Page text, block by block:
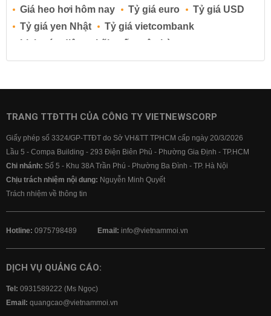
Giá heo hơi hôm nay
Tỷ giá euro
Tỷ giá USD
Tỷ giá yen Nhật
Tỷ giá vietcombank
Lịch cúp điện
Lãi suất ngân hàng
Lãi suất tiết kiệm
Lãi suất tiền gửi
Lãi suất ngân hàng BIDV
Lãi suất ngân hàng Vietcombank
TRANG TTĐTTH CỦA CÔNG TY VIETNEWSCORP
Giấy phép số 3324/GP-TTĐT do Sở VH&TT TPHCM cấp ngày 20/3/2026
Lầu 5 - Compa Building - 293 Điện Biên Phủ - Phường Gia Định - TP.HCM
Chi nhánh: Số 5 - Khu 38A Trần Phú - Phường Ba Đình - TP. Hà Nội
Chịu trách nhiệm nội dung: Nguyễn Minh Quyết
Trách nhiệm về thông tin
Hotline: 0975798489 Email: info@vietnammoi.vn
DỊCH VỤ QUẢNG CÁO:
Tel: 0931589222 (Ms Ngọc)
Email: quangcao@vietnammoi.vn